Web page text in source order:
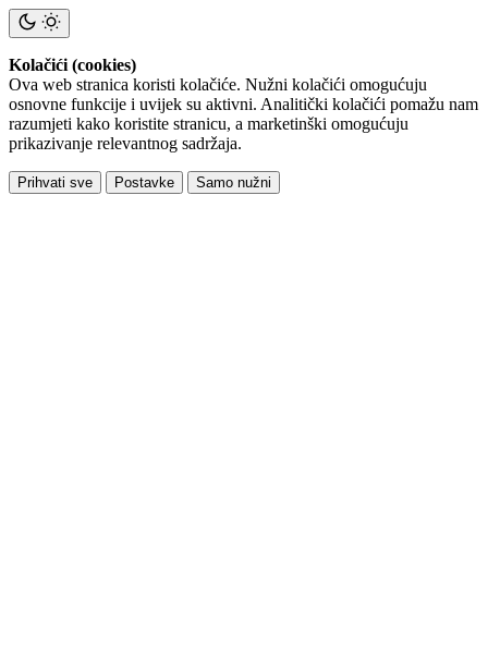
Kolačići (cookies)
Ova web stranica koristi kolačiće. Nužni kolačići omogućuju
osnovne funkcije i uvijek su aktivni. Analitički kolačići pomažu nam
razumjeti kako koristite stranicu, a marketinški omogućuju
prikazivanje relevantnog sadržaja.
Prihvati sve Postavke Samo nužni